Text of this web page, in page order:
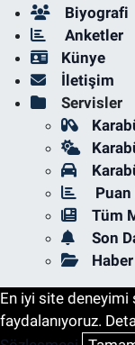
Biyografi
Anketler
Künye
İletişim
Servisler
Tüm
Son
En iyi site
faydalanıyoruz.